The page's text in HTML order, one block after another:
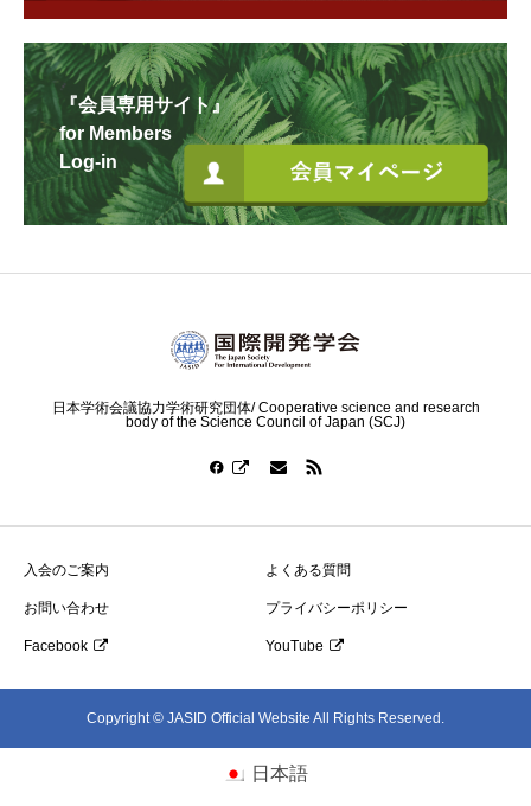
『会員専用サイト』
for Members
Log-in
日本学術会議協力学術研究団体/ Cooperative science and research
body of the Science Council of Japan (SCJ)
入会のご案内 よくある質問
お問い合わせ プライバシーポリシー
Facebook YouTube
Copyright © JASID Official Website All Rights Reserved.
日本語